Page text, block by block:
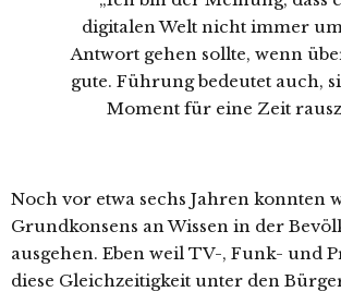
digitalen Welt nicht immer
Antwort gehen sollte, wenn
gute. Führung bedeutet auch,
Moment für eine Zeit
Noch vor etwa sechs Jahren konnten
Grundkonsens an Wissen in der
ausgehen. Eben weil TV-, Funk- und
diese Gleichzeitigkeit unter den